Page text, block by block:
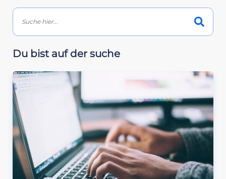
Du bist auf der suche